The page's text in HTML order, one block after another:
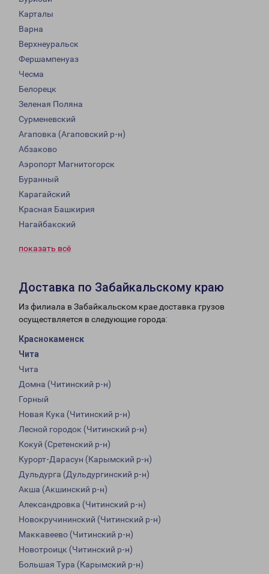
Карталы
Варна
Верхнеуральск
Фершампенуаз
Чесма
Белорецк
Зеленая Поляна
Сурменевский
Агаповка (Агаповский р-н)
Абзаково
Аэропорт Магнитогорск
Буранный
Карагайский
Красная Башкирия
Нагайбакский
показать всё
Доставка по Забайкальскому краю
Из филиала в Забайкальском крае доставка грузов
осуществляется в следующие города:
Краснокаменск
Чита
Чита
Домна (Читинский р-н)
Горный
Новая Кука (Читинский р-н)
Лесной городок (Читинский р-н)
Кокуй (Сретенский р-н)
Курорт-Дарасун (Карымский р-н)
Дульдурга (Дульдургинский р-н)
Акша (Акшинский р-н)
Александровка (Читинский р-н)
Новокручининский (Читинский р-н)
Маккавеево (Читинский р-н)
Новотроицк (Читинский р-н)
Большая Тура (Карымский р-н)